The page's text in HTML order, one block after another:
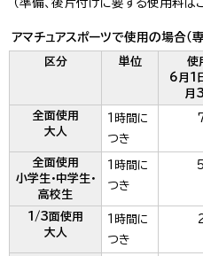
（準備、後片付けに要する使用料は
アマチュアスポーツで使用の場合（
区分 単位
使
6月1
月
全面使用
大人
1時間に
つき
全面使用
小学生・中学生・
高校生
1時間に
つき
1/3面使用
大人
1時間に
つき